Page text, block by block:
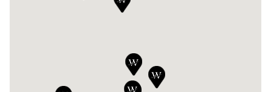
5 Rue de la Garenche, 07200, Aubenas
Voir la concession